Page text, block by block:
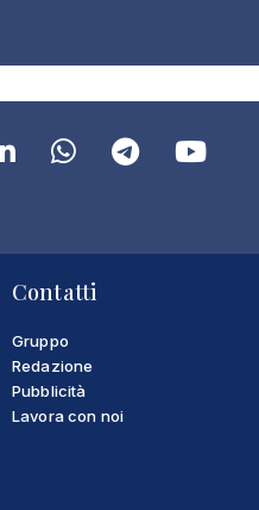
Contatti
Gruppo
Redazione
Pubblicità
Lavora con noi